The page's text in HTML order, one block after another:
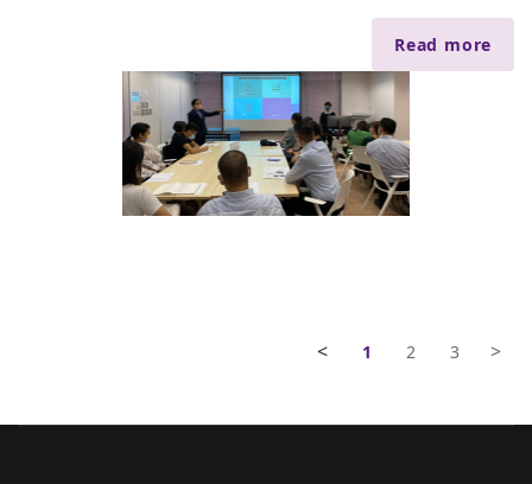
Read more
< 1 2 3 >